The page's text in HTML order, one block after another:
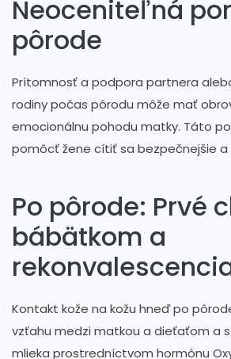
Neoceniteľná
pôrode
Prítomnosť a podpora partnera
rodiny počas pôrodu môže mať
emocionálnu pohodu matky. Táto
pomôcť žene cítiť sa bezpečnejšie a
Po pôrode: Prvé
bábätkom a
Kontakt kože na kožu hneď po
vzťahu medzi matkou a dieťaťom a
mlieka prostredníctvom hormónu